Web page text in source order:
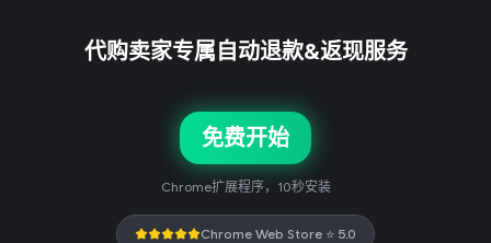
代购卖家专属自动退款&返现服务
免费开始
Chrome扩展程序，10秒安装
★★★★★Chrome Web Store ⭐ 5.0